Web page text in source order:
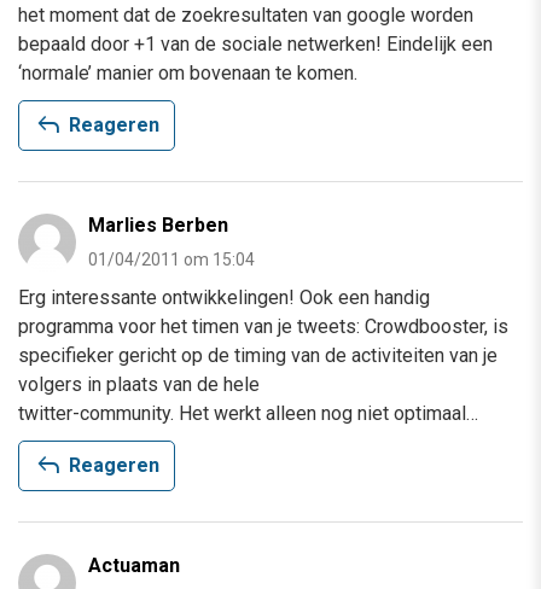
het moment dat de zoekresultaten van google worden
bepaald door +1 van de sociale netwerken! Eindelijk een
‘normale’ manier om bovenaan te komen.
reply Reageren
Marlies Berben
01/04/2011 om 15:04
Erg interessante ontwikkelingen! Ook een handig
programma voor het timen van je tweets: Crowdbooster, is
specifieker gericht op de timing van de activiteiten van je
volgers in plaats van de hele
twitter-community. Het werkt alleen nog niet optimaal…
reply Reageren
Actuaman